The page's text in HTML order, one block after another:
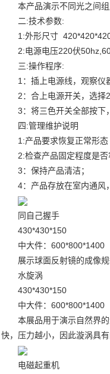
本产品演示不同光之间
二:技术参数:
1:外形尺寸
2:电源电压220伏
三:操作程序:
1：插上电源线，观察仪
2：合上电源开关，选择
3：将三色开关全部按下
四:管理维护说明
1:产品要求恢复正常形态
2:检查产品固定程度是否
3：保持产品清洁；
4：产品存放在室内通风
同自己握手
430*430*150
中大件：
展示球面反射镜的成像
水旋涡
430*430*150
中大件：
本展品用于演示自然界
快，压力越小，因此漩涡具
电磁起重机